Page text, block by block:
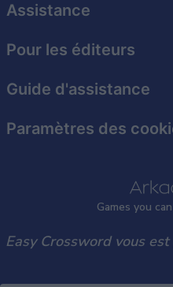
Games you can
Assistance
Pour les éditeurs
Guide d'assistance
Paramètres des
Easy Crossword vous